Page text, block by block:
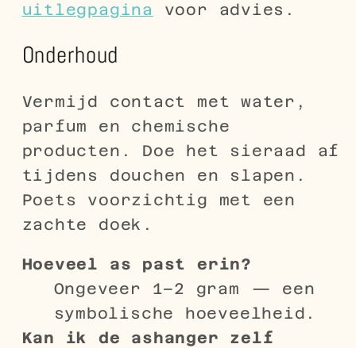
uitlegpagina
voor advies.
Onderhoud
Vermijd contact met water,
parfum en chemische
producten. Doe het sieraad af
tijdens douchen en slapen.
Poets voorzichtig met een
zachte doek.
Hoeveel as past erin?
Ongeveer 1–2 gram — een
symbolische hoeveelheid.
Kan ik de ashanger zelf